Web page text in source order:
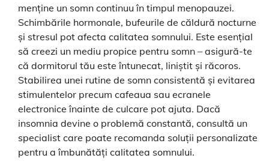
menține un somn continuu în timpul menopauzei.
Schimbările hormonale, bufeurile de căldură nocturne
și stresul pot afecta calitatea somnului. Este esențial
să creezi un mediu propice pentru somn – asigură-te
că dormitorul tău este întunecat, liniștit și răcoros.
Stabilirea unei rutine de somn consistentă și evitarea
stimulentelor precum cafeaua sau ecranele
electronice înainte de culcare pot ajuta. Dacă
insomnia devine o problemă constantă, consultă un
specialist care poate recomanda soluții personalizate
pentru a îmbunătăți calitatea somnului.